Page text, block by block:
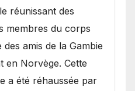
réunissant des
membres du corps
amis de la Gambie
en Norvège. Cette
a été réhaussée par